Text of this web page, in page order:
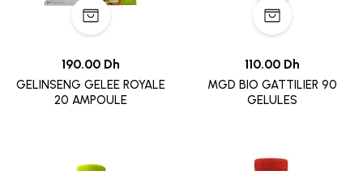
190.00 Dh
GELINSENG GELEE ROYALE
20 AMPOULE
110.00 Dh
MGD BIO GATTILIER 90
GELULES